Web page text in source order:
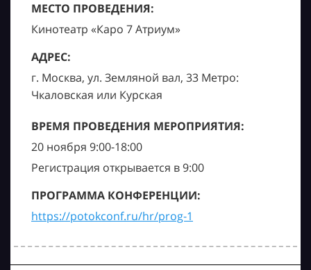
МЕСТО ПРОВЕДЕНИЯ:
Кинотеатр «Каро 7 Атриум»
АДРЕС:
г. Москва, ул. Земляной вал, 33 Метро:
Чкаловская или Курская
ВРЕМЯ ПРОВЕДЕНИЯ МЕРОПРИЯТИЯ:
20 ноября 9:00-18:00
Регистрация открывается в 9:00
ПРОГРАММА КОНФЕРЕНЦИИ:
https://potokconf.ru/hr/prog-1